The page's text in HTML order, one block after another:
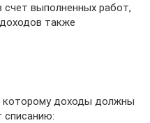
счет выполненных работ,
также
которому доходы должны
списанию: